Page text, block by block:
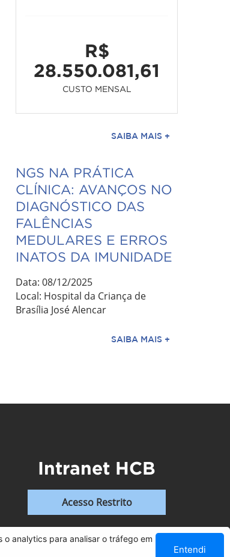
R$
28.550.081,61
CUSTO MENSAL
SAIBA MAIS +
NGS NA PRÁTICA
CLÍNICA: AVANÇOS NO
DIAGNÓSTICO DAS
FALÊNCIAS
MEDULARES E ERROS
INATOS DA IMUNIDADE
Data: 08/12/2025
Local: Hospital da Criança de
Brasília José Alencar
SAIBA MAIS +
Intranet HCB
Acesso Restrito
analytics para analisar o tráfego em
Entendi